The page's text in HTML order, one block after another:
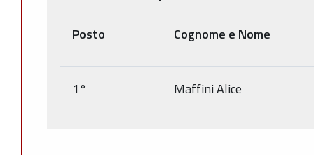
Posto Cognome e Nome
1° Maffini Alice